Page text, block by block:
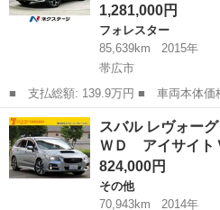
1,281,000円
フォレスター
85,639km
2015年
帯広市
■ 支払総額: 139.9万円 ■ 車両本体価格： 1,281,000 円 ■ メーカ
ー名： スバル ■ 車種名： フォレ
リミテッド ４ＷＤ ＳＤナビ バック
３ レーダ...
北海道 帯広市 フォレスター
スバル レヴォー
ＷＤ アイサイ
824,000円
その他
70,943km
2014年